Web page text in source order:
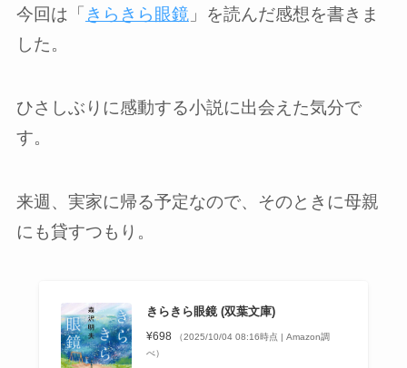
今回は「 きらきら眼鏡」を読んだ感想を書きま
した。
ひさしぶりに感動する小説に出会えた気分で
す。
来週、実家に帰る予定なので、そのときに母親
にも貸すつもり。
きらきら眼鏡 (双葉文庫)
¥698
（2025/10/04 08:16時点 | Amazon調
べ）